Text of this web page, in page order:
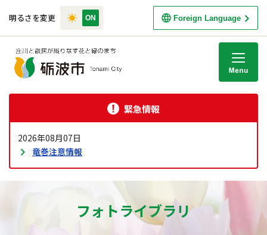
明るさを変更 Foreign Language
緊急情報
2026年08月07日
竜巻注意情報
フォトライブラリ